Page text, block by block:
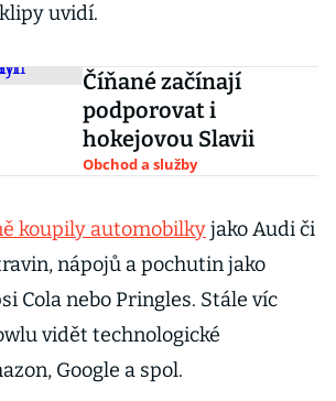
uvidí.
Číňané začínají
podporovat i
hokejovou Slavii
Obchod a služby
koupily automobilkyjako Audi či
nápojů a pochutin jako
Cola nebo Pringles. Stále víc
vidět technologické
Google a spol.